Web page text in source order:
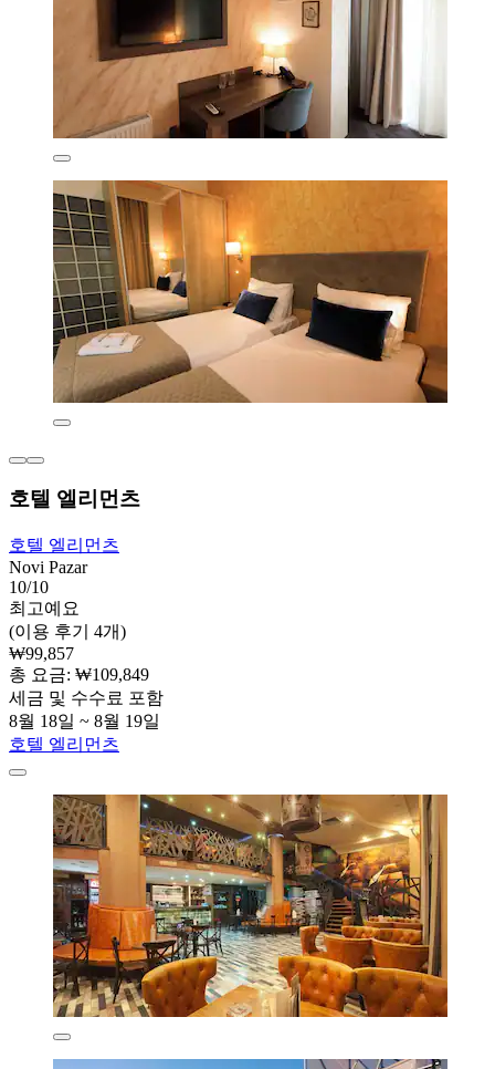
호텔 엘리먼츠
호텔 엘리먼츠
Novi Pazar
10/10
최고예요
(이용 후기 4개)
₩99,857
총 요금: ₩109,849
세금 및 수수료 포함
8월 18일 ~ 8월 19일
호텔 엘리먼츠